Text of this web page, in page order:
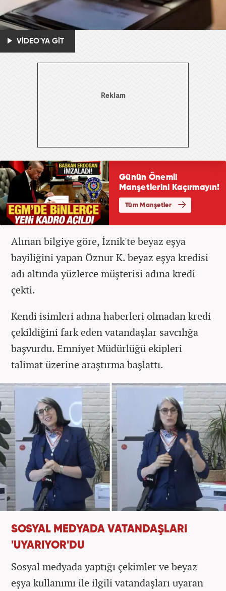
VİDEO'YA GİT
Alınan bilgiye göre, İznik'te beyaz eşya
bayiliğini yapan Öznur K. beyaz eşya kredisi
adı altında yüzlerce müşterisi adına kredi
çekti.
Kendi isimleri adına haberleri olmadan kredi
çekildiğini fark eden vatandaşlar savcılığa
başvurdu. Emniyet Müdürlüğü ekipleri
talimat üzerine araştırma başlattı.
SOSYAL MEDYADA VATANDAŞLARI
'UYARIYOR'DU
Sosyal medyada yaptığı çekimler ve beyaz
eşya kullanımı ile ilgili vatandaşları uyaran